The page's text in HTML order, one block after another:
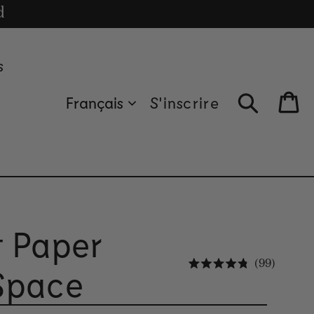
Français S'inscrire Bag
99